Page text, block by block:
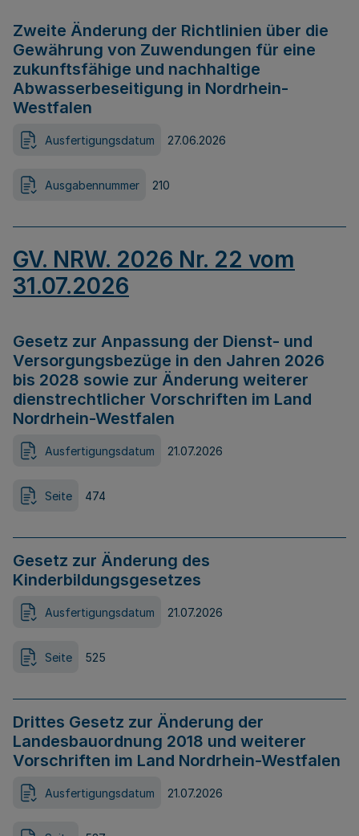
Zweite Änderung der Richtlinien über die
Gewährung von Zuwendungen für eine
zukunftsfähige und nachhaltige
Abwasserbeseitigung in Nordrhein-
Westfalen
Ausfertigungsdatum 27.06.2026
Ausgabennummer 210
GV. NRW. 2026 Nr. 22 vom
31.07.2026
Gesetz zur Anpassung der Dienst- und
Versorgungsbezüge in den Jahren 2026
bis 2028 sowie zur Änderung weiterer
dienstrechtlicher Vorschriften im Land
Nordrhein-Westfalen
Ausfertigungsdatum 21.07.2026
Seite 474
Gesetz zur Änderung des
Kinderbildungsgesetzes
Ausfertigungsdatum 21.07.2026
Seite 525
Drittes Gesetz zur Änderung der
Landesbauordnung 2018 und weiterer
Vorschriften im Land Nordrhein-Westfalen
Ausfertigungsdatum 21.07.2026